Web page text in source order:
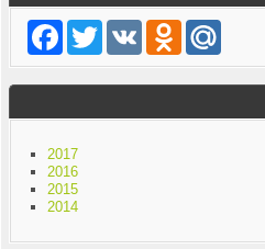
Facebook
TwitterVK Odnoklassniki
Mail.Ru
2017
2016
2015
2014